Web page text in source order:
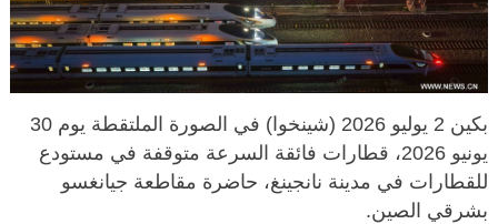
بكين 2 يوليو 2026 (شينخوا) في الصورة الملتقطة يوم 30
يونيو 2026، قطارات فائقة السرعة متوقفة في مستودع
للقطارات في مدينة نانجينغ، حاضرة مقاطعة جيانغسو
بشرقي الصين.